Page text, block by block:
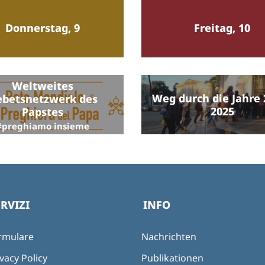
Donnerstag, 9 Freitag, 10
Weltweites
des
Papstes
insieme
Weg durch die Jahre
2025
Policy
INFO
Nachrichten
Publikationen